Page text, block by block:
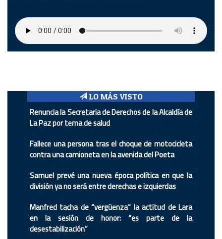
LO MÁS VISTO
Renuncia la Secretaria de Derechos de la Alcaldía de
La Paz por tema de salud
Fallece una persona tras el choque de motocicleta
contra una camioneta en la avenida del Poeta
Samuel prevé una nueva época política en que la
división ya no será entre derechas e izquierdas
Manfred tacha de “vergüenza” la actitud de Lara
en la sesión de honor: “es parte de la
desestabilización”